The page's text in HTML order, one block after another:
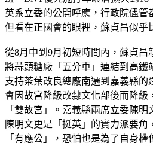
英系立委的公開呼應，行政院儘管
但看在正國會的眼裡，蘇貞昌似乎
從8月中到9月初短時間內，蘇貞昌
將蒜頭糖廠「五分車」連結到高鐵
支持茶葉改良總廠南遷到嘉義縣的
會因故宮降級改隸文化部後而降級
「雙故宮」。嘉義縣兩席立委陳
陳明文更是「挺英」的實力派要角
「有應公」，恐怕也是為了自身